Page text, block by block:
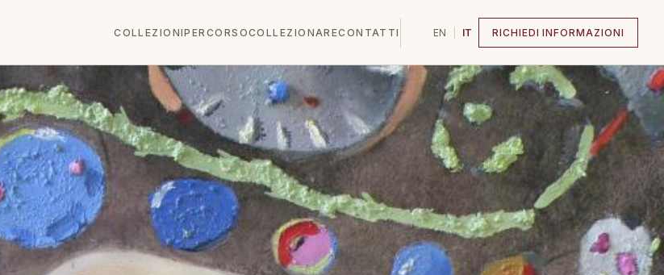
COLLEZIONIPERCORSOCOLLEZIONARECONTATTI EN IT RICHIEDI INFORMAZIONI